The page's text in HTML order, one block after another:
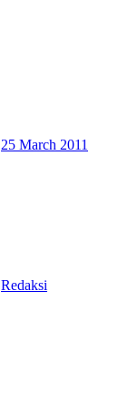
25 March 2011
Redaksi